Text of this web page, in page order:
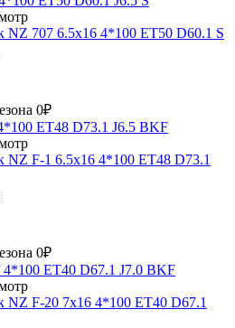
NZ 707 6.5x16 4*100 ET50 D60.1 S
0₽
NZ F-1 6.5x16 4*100 ET48 D73.1
0₽
NZ F-20 7x16 4*100 ET40 D67.1